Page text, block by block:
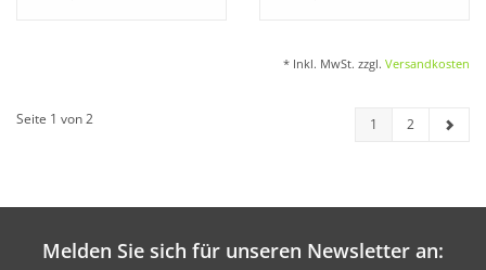
* Inkl. MwSt. zzgl. Versandkosten
Seite 1 von 2 1 2
Melden Sie sich für unseren Newsletter an: